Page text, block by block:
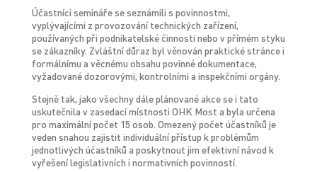
Účastníci semináře se seznámili s povinnostmi,
vyplývajícími z provozování technických zařízení,
používaných při podnikatelské činnosti nebo v přímém styku
se zákazníky. Zvláštní důraz byl věnován praktické stránce i
formálnímu a věcnému obsahu povinné dokumentace,
vyžadované dozorovými, kontrolními a inspekčními orgány.
Stejně tak, jako všechny dále plánované akce se i tato
uskutečnila v zasedací místnosti OHK Most a byla určena
pro maximální počet 15 osob. Omezený počet účastníků je
veden snahou zajistit individuální přístup k problémům
jednotlivých účastníků a poskytnout jim efektivní návod k
vyřešení legislativních i normativních povinností.